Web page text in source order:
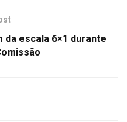
da escala 6×1 durante